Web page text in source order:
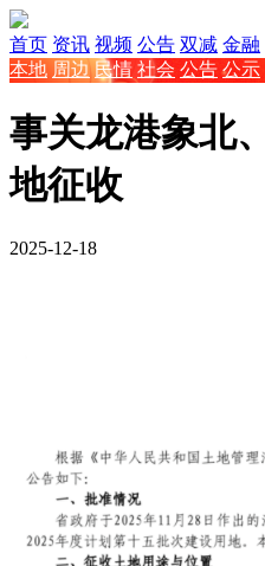
首页 资讯 视频 公告 双减 金融
本地 周边 民情 社会 公告 公示
事关龙港象北
地征收
2025-12-18